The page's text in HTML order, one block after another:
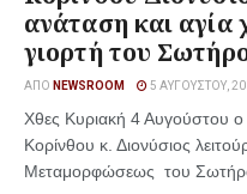
ανάταση και αγία
γιορτή του
ΑΠΌ NEWSROOM 5 ΑΥΓΟΎΣΤΟΥ,
Χθες Κυριακή 4 Αυγούστου
Κορίνθου κ. Διονύσιος
Μεταμορφώσεως του